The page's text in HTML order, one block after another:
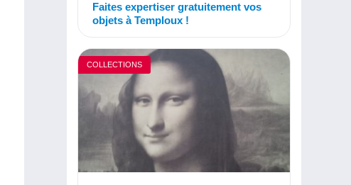
Faites expertiser gratuitement vos
objets à Temploux !
COLLECTIONS